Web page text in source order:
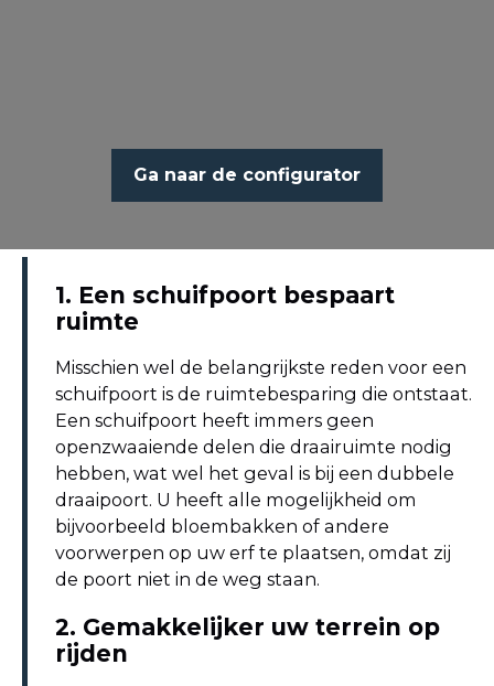
Ga naar de configurator
1. Een schuifpoort bespaart
ruimte
Misschien wel de belangrijkste reden voor een
schuifpoort is de ruimtebesparing die ontstaat.
Een schuifpoort heeft immers geen
openzwaaiende delen die draairuimte nodig
hebben, wat wel het geval is bij een dubbele
draaipoort. U heeft alle mogelijkheid om
bijvoorbeeld bloembakken of andere
voorwerpen op uw erf te plaatsen, omdat zij
de poort niet in de weg staan.
2. Gemakkelijker uw terrein op
rijden